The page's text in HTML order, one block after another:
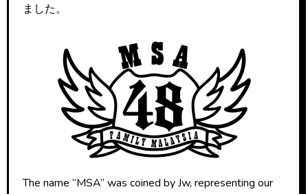
ました。
The name “MSA” was coined by Jw, representing our